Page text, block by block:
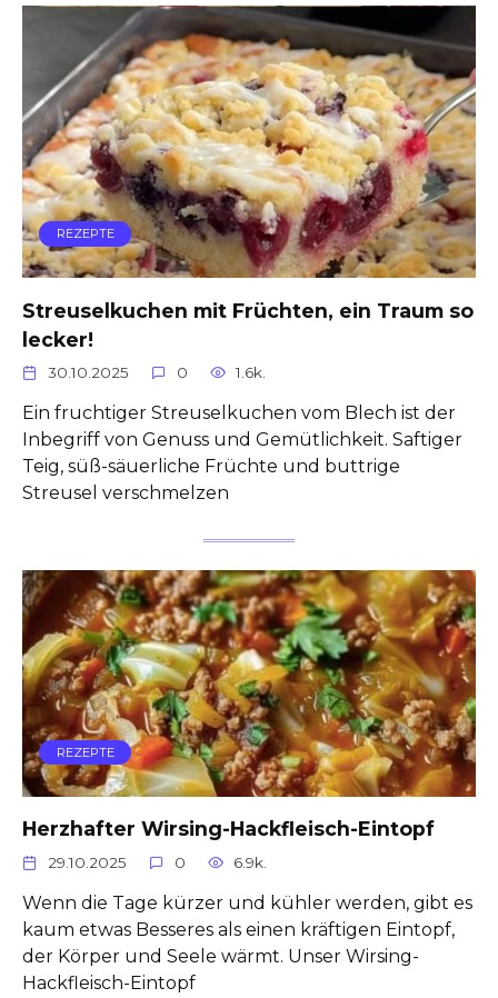
REZEPTE
Streuselkuchen mit Früchten, ein Traum so
lecker!
30.10.2025 0 1.6k.
Ein fruchtiger Streuselkuchen vom Blech ist der
Inbegriff von Genuss und Gemütlichkeit. Saftiger
Teig, süß-säuerliche Früchte und buttrige
Streusel verschmelzen
REZEPTE
Herzhafter Wirsing-Hackfleisch-Eintopf
29.10.2025 0 6.9k.
Wenn die Tage kürzer und kühler werden, gibt es
kaum etwas Besseres als einen kräftigen Eintopf,
der Körper und Seele wärmt. Unser Wirsing-
Hackfleisch-Eintopf